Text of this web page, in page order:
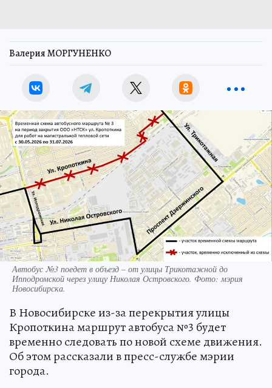
Валерия МОРГУНЕНКО
Автобус №3 поедет в объезд – от улицы Трикотажной до
Ипподромской через улицу Николая Островского. Фото: мэрия
Новосибирска.
В Новосибирске из-за перекрытия улицы
Кропоткина маршрут автобуса №3 будет
временно следовать по новой схеме движения.
Об этом рассказали в пресс-службе мэрии
города.